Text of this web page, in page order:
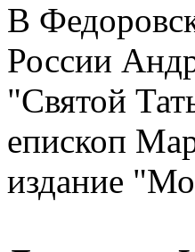
В
России
"Святой
епископ
издание